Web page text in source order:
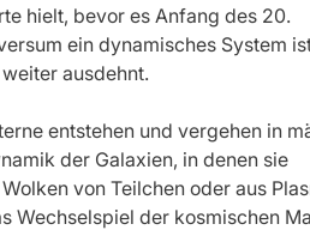
hielt, bevor es Anfang des 20.
ein dynamisches System
ausdehnt.
entstehen und vergehen in
der Galaxien, in denen sie
von Teilchen oder aus
Wechselspiel der kosmischen